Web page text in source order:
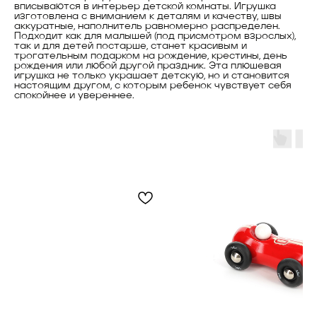
вписываются в интерьер детской комнаты. Игрушка
изготовлена с вниманием к деталям и качеству, швы
аккуратные, наполнитель равномерно распределен.
Подходит как для малышей (под присмотром взрослых),
так и для детей постарше, станет красивым и
трогательным подарком на рождение, крестины, день
рождения или любой другой праздник. Эта плюшевая
игрушка не только украшает детскую, но и становится
настоящим другом, с которым ребенок чувствует себя
спокойнее и увереннее.